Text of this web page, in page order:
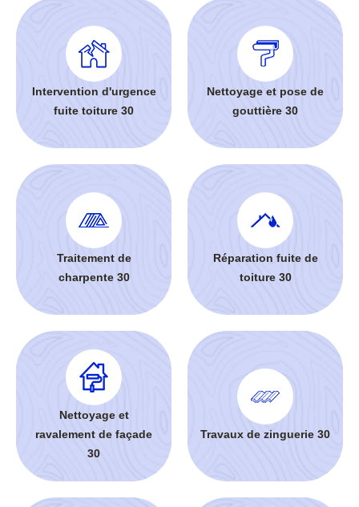
Intervention d'urgence
fuite toiture 30
Nettoyage et pose de
gouttière 30
Traitement de
charpente 30
Réparation fuite de
toiture 30
Nettoyage et
ravalement de façade
30
Travaux de zinguerie 30